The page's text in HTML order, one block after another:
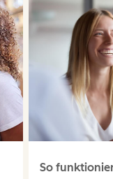
So